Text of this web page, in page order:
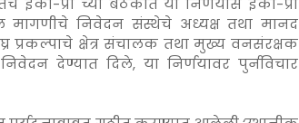
प्रो च्या बैठकीत या निर्णयास इको-प्रो
मागणीचे निवेदन संस्थेचे अध्यक्ष तथा मानद
प्रकल्पाचे क्षेत्र संचालक तथा मुख्य वनसंरक्षक
देण्यात दिले, या निर्णयावर पुर्नविचार